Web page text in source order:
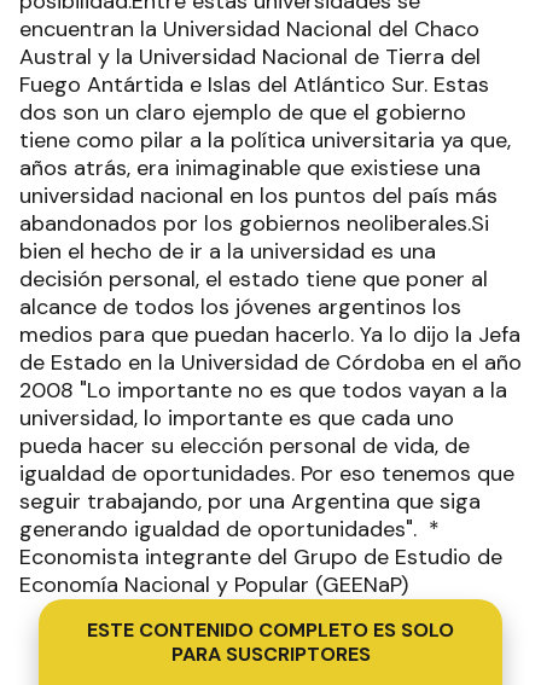
encuentran la Universidad Nacional del Chaco
Austral y la Universidad Nacional de Tierra del
Fuego Antártida e Islas del Atlántico Sur. Estas
dos son un claro ejemplo de que el gobierno
tiene como pilar a la política universitaria ya que,
años atrás, era inimaginable que existiese una
universidad nacional en los puntos del país más
abandonados por los gobiernos neoliberales.Si
bien el hecho de ir a la universidad es una
decisión personal, el estado tiene que poner al
alcance de todos los jóvenes argentinos los
medios para que puedan hacerlo. Ya lo dijo la Jefa
de Estado en la Universidad de Córdoba en el año
2008 "Lo importante no es que todos vayan a la
universidad, lo importante es que cada uno
pueda hacer su elección personal de vida, de
igualdad de oportunidades. Por eso tenemos que
seguir trabajando, por una Argentina que siga
generando igualdad de oportunidades". *
Economista integrante del Grupo de Estudio de
Economía Nacional y Popular (GEENaP)
ESTE CONTENIDO COMPLETO ES SOLO
PARA SUSCRIPTORES